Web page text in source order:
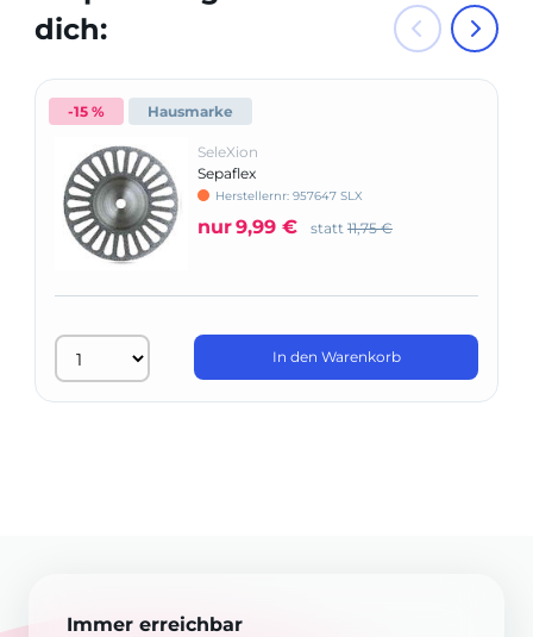
dich:
-15 % Hausmarke
SeleXion
Sepaflex
Herstellernr: 957647 SLX
nur9,99 € statt 11,75 €
In den Warenkorb
Immer erreichbar